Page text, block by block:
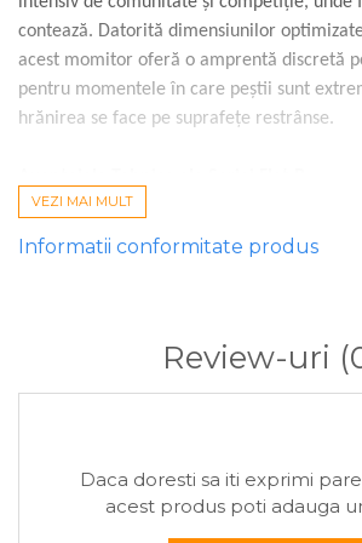
contează. Datorită dimensiunilor
acest momitor oferă o amprentă discretă
pentru momentele în care peștii sunt
hrănirea se face pe suprafețe restrânse.
Design Compact (50x30mm):
strânsă a nadei. Concentrează peștele
nadă, eliberând momeala rapid după
Adaptabilitate pe Bălți Comerciale:
face față drill-urilor repetate și ritmului
VEZI MAI MULT
Informatii conformitate produs
Review-uri
Daca doresti sa iti exprimi
acest produs poti adauga